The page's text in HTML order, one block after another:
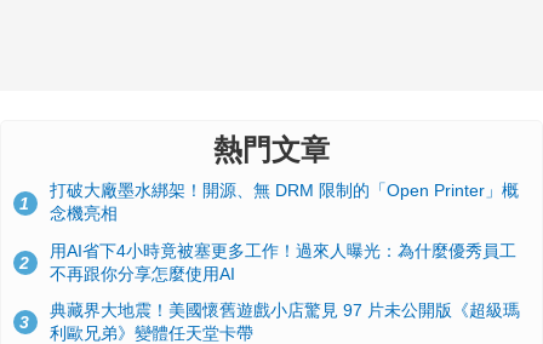
熱門文章
1
打破大廠墨水綁架！開源、無 DRM 限制的「Open Printer」概
念機亮相
2
用AI省下4小時竟被塞更多工作！過來人曝光：為什麼優秀員工
不再跟你分享怎麼使用AI
3
典藏界大地震！美國懷舊遊戲小店驚見 97 片未公開版《超級瑪
利歐兄弟》變體任天堂卡帶